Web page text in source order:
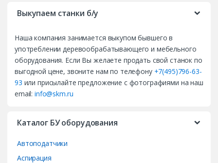
Выкупаем станки б/у
Наша компания занимается выкупом бывшего в
употреблении деревообрабатывающего и мебельного
оборудования. Если Вы желаете продать свой станок по
выгодной цене, звоните нам по телефону +7(495)796-63-
93 или присылайте предложение с фотографиями на наш
email:info@skm.ru
Каталог БУ оборудования
Автоподатчики
Аспирация